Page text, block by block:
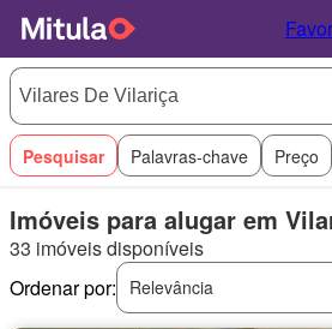
Pesquisar Palavras-chave Preço
Imóveis para alugar em
33 imóveis disponíveis
Ordenar por:
Relevância